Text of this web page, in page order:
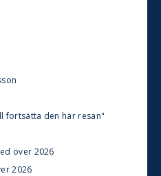
fortsätta den här resan"
över 2026
2026